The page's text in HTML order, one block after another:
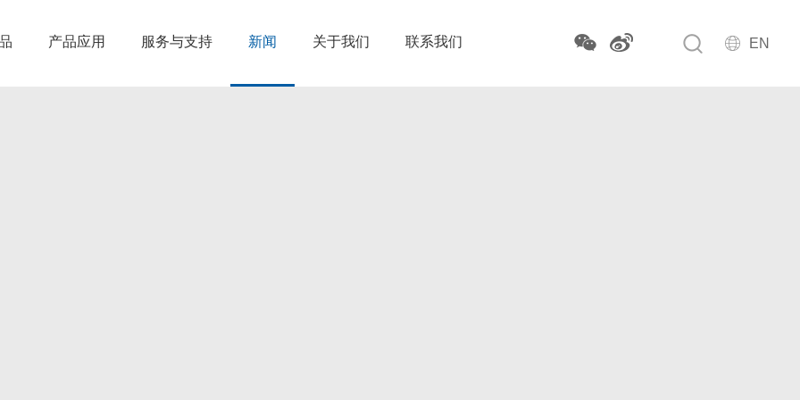
EN
产品应用 服务与支持 新闻 关于我们 联系我们